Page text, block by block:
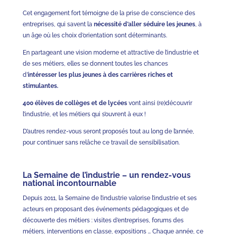
Cet engagement fort témoigne de la prise de conscience des
entreprises, qui savent la nécessité d’aller séduire les jeunes, à
un âge où les choix d’orientation sont déterminants.
En partageant une vision moderne et attractive de l’industrie et
de ses métiers, elles se donnent toutes les chances
d’intéresser les plus jeunes à des carrières riches et
stimulantes.
400 élèves de collèges et de lycéesvont ainsi (re)découvrir
l’industrie, et les métiers qui s’ouvrent à eux !
D’autres rendez-vous seront proposés tout au long de l’année,
pour continuer sans relâche ce travail de sensibilisation.
La Semaine de l’industrie – un rendez-vous
national incontournable
Depuis 2011, la Semaine de l’industrie valorise l’industrie et ses
acteurs en proposant des événements pédagogiques et de
découverte des métiers : visites d’entreprises, forums des
métiers, interventions en classe, expositions … Chaque année, ce